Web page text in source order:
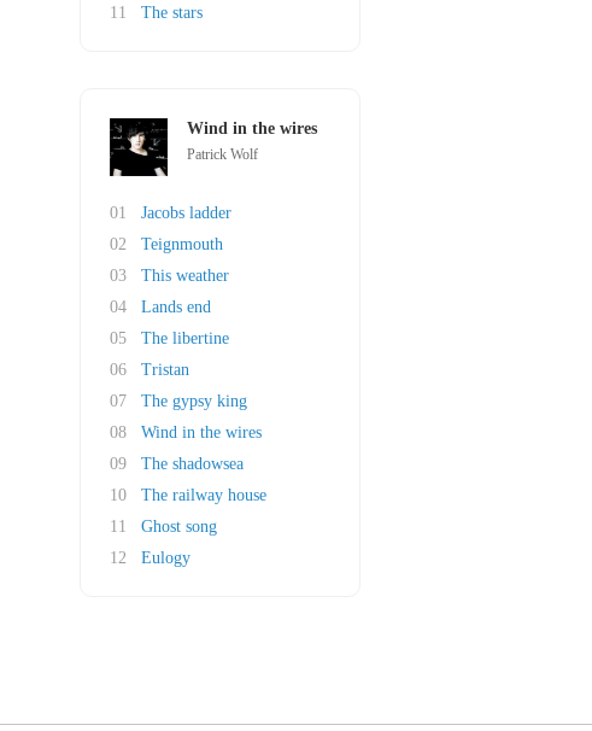
11
The stars
Wind in the wires
Patrick Wolf
01
Jacobs ladder
02
Teignmouth
03
This weather
04
Lands end
05
The libertine
06
Tristan
07
The gypsy king
08
Wind in the wires
09
The shadowsea
10
The railway house
11
Ghost song
12
Eulogy